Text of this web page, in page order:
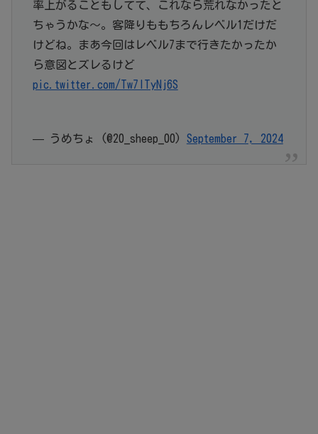
率上がることもしてて、これなら荒れなかったと
ちゃうかな〜。客降りももちろんレベル1だけだ
けどね。まあ今回はレベル7まで行きたかったか
ら意図とズレるけど
pic.twitter.com/Tw7lTyNj6S
— うめちょ (@20_sheep_00) September 7, 2024